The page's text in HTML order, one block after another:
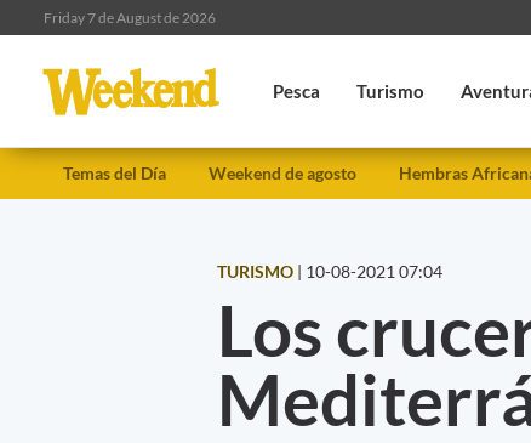
Friday 7 de August de 2026
Pesca Turismo
Temas del Día Weekend de agosto Hembras
TURISMO | 10-08-2021 07:04
Los